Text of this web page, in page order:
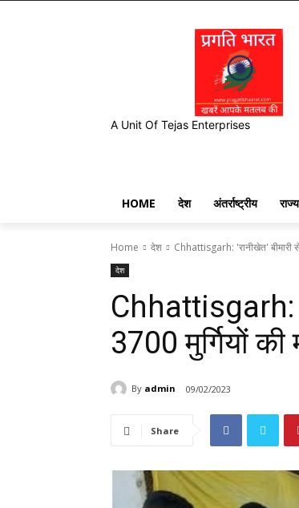
A Unit Of Tejas Enterprises
HOME देश अंतर्राष्ट्रीय राज्य
Home देश Chhattisgarh: 'रानीखेत' बीमारी
देश
Chhattisgarh:
3700 मुर्गियों की
By admin 09/02/2023
Share